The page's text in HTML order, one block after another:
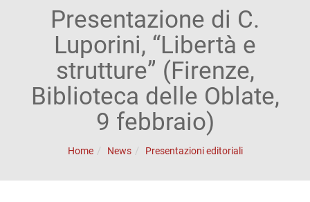
Presentazione di C.
Luporini, “Libertà e
strutture” (Firenze,
Biblioteca delle Oblate,
9 febbraio)
Home News Presentazioni editoriali